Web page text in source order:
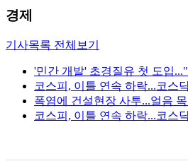
경제
기사목록 전체보기
'민간 개발' 초경질유 첫 도입
코스피, 이틀 연속 하락...코스
폭염에 건설현장 사투...얼음
코스피, 이틀 연속 하락...코스